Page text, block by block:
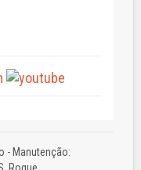
- Manutenção: